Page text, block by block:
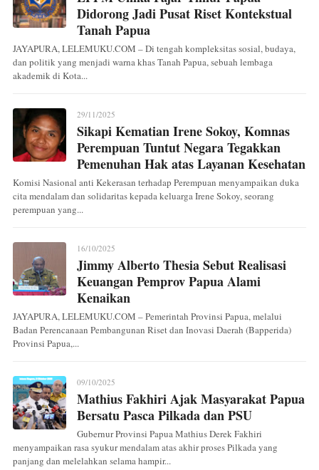
Didorong Jadi Pusat Riset Kontekstual
Tanah Papua
JAYAPURA, LELEMUKU.COM – Di tengah kompleksitas sosial, budaya,
dan politik yang menjadi warna khas Tanah Papua, sebuah lembaga
akademik di Kota...
29/11/2025
Sikapi Kematian Irene Sokoy, Komnas
Perempuan Tuntut Negara Tegakkan
Pemenuhan Hak atas Layanan Kesehatan
Komisi Nasional anti Kekerasan terhadap Perempuan menyampaikan duka
cita mendalam dan solidaritas kepada keluarga Irene Sokoy, seorang
perempuan yang...
16/10/2025
Jimmy Alberto Thesia Sebut Realisasi
Keuangan Pemprov Papua Alami
Kenaikan
JAYAPURA, LELEMUKU.COM – Pemerintah Provinsi Papua, melalui
Badan Perencanaan Pembangunan Riset dan Inovasi Daerah (Bapperida)
Provinsi Papua,...
09/10/2025
Mathius Fakhiri Ajak Masyarakat Papua
Bersatu Pasca Pilkada dan PSU
Gubernur Provinsi Papua Mathius Derek Fakhiri
menyampaikan rasa syukur mendalam atas akhir proses Pilkada yang
panjang dan melelahkan selama hampir...